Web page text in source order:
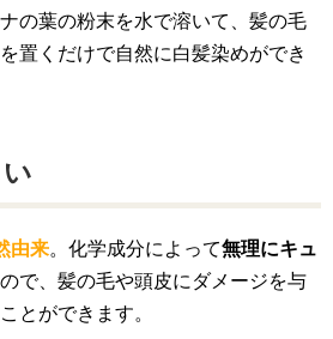
の葉の粉末を水で溶いて、髪の毛
置くだけで自然に白髪染めができ
由来。化学成分によって無理にキュ
ので、髪の毛や頭皮にダメージを与
とができます。